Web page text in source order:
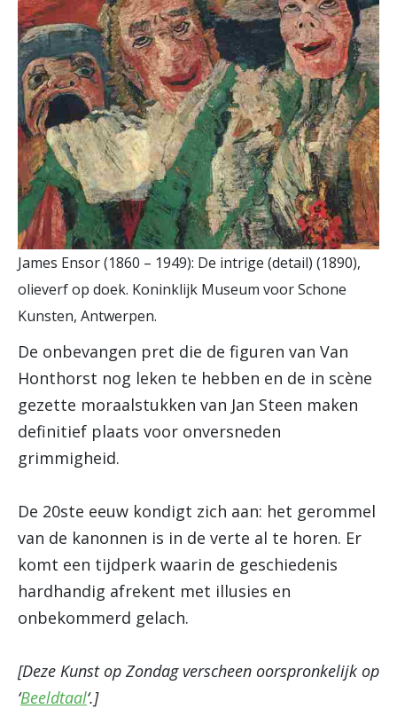
James Ensor (1860 – 1949): De intrige (detail) (1890),
olieverf op doek. Koninklijk Museum voor Schone
Kunsten, Antwerpen.
De onbevangen pret die de figuren van Van
Honthorst nog leken te hebben en de in scène
gezette moraalstukken van Jan Steen maken
definitief plaats voor onversneden
grimmigheid.
De 20ste eeuw kondigt zich aan: het gerommel
van de kanonnen is in de verte al te horen. Er
komt een tijdperk waarin de geschiedenis
hardhandig afrekent met illusies en
onbekommerd gelach.
[Deze Kunst op Zondag verscheen oorspronkelijk op
‘Beeldtaal‘.]